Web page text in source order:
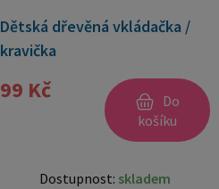
Dětská dřevěná vkládačka /
kravička
99 Kč
Do
košíku
Dostupnost: skladem